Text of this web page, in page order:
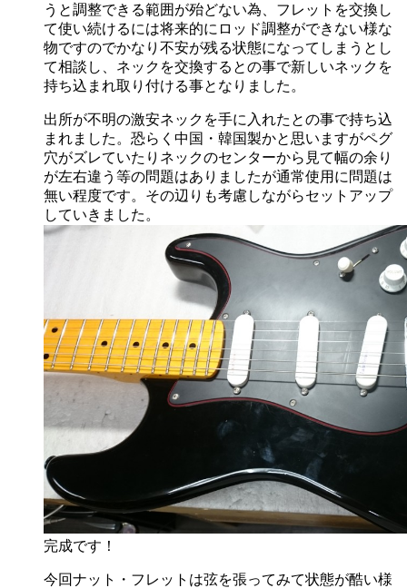
うと調整できる範囲が殆どない為、フレットを交換し
て使い続けるには将来的にロッド調整ができない様な
物ですのでかなり不安が残る状態になってしまうとし
て相談し、ネックを交換するとの事で新しいネックを
持ち込まれ取り付ける事となりました。
出所が不明の激安ネックを手に入れたとの事で持ち込
まれました。恐らく中国・韓国製かと思いますがペグ
穴がズレていたりネックのセンターから見て幅の余り
が左右違う等の問題はありましたが通常使用に問題は
無い程度です。その辺りも考慮しながらセットアップ
していきました。
完成です！
今回ナット・フレットは弦を張ってみて状態が酷い様